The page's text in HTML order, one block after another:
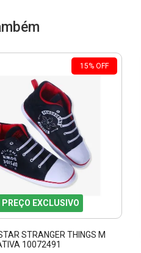
15% OFF
PREÇO EXCLUSIVO
STRANGER THINGS M
10072491